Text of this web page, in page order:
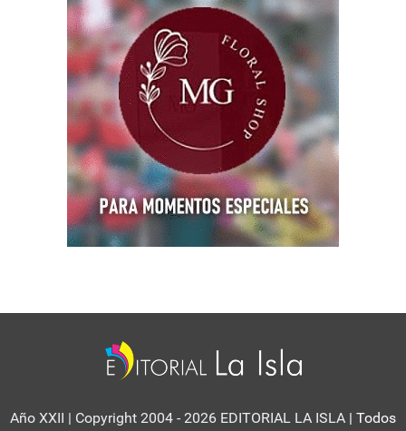
Año XXII | Copyright 2004 - 2026 EDITORIAL LA ISLA | Todos